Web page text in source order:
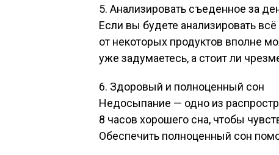
5. Анализировать съеденное за
Если вы будете анализировать
от некоторых продуктов вполне
уже задумаетесь, а стоит ли
6. Здоровый и полноценный сон
Недосыпание — одно из
8 часов хорошего сна, чтобы
Обеспечить полноценный сон